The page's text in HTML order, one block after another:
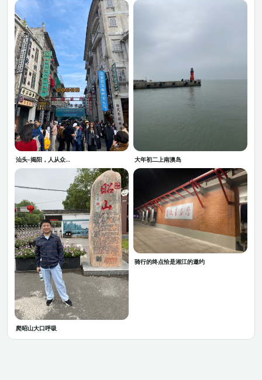
汕头-揭阳，人从众… 大年初二上南澳岛
爬昭山大口呼吸
骑行的终点恰是湘江的邀约